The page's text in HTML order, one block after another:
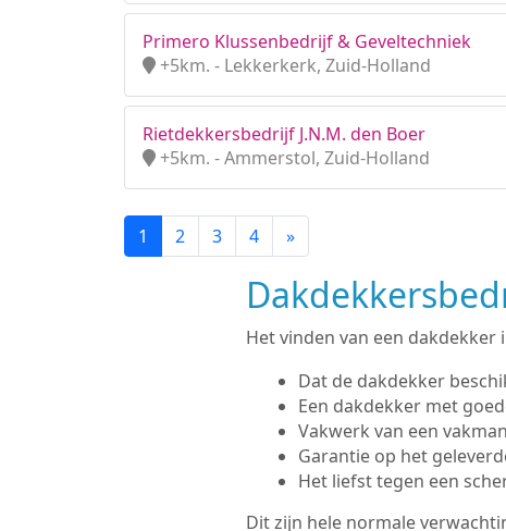
Primero Klussenbedrijf & Geveltechniek
+5km. - Lekkerkerk, Zuid-Holland
Rietdekkersbedrijf J.N.M. den Boer
+5km. - Ammerstol, Zuid-Holland
1 2 3 4 »
Het vinden van een
Dat de dakdekker
Een dakdekker met
Vakwerk van een vakman
Garantie op het
Het liefst tegen een
Dit zijn hele normale